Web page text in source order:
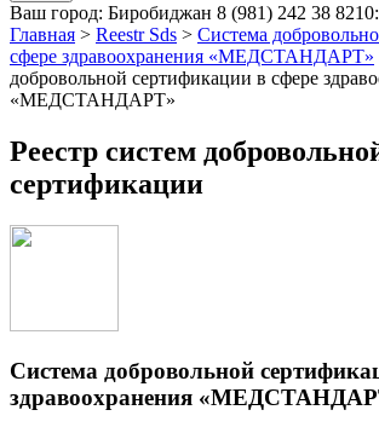
Ваш город: Биробиджан 8 (981) 242 38 82
Главная > Reestr Sds > Система
сфере здравоохранения «МЕДСТАНДАРТ»
добровольной сертификации в сфере
«МЕДСТАНДАРТ»
Реестр систем
сертификации
Система добровольной
здравоохранения